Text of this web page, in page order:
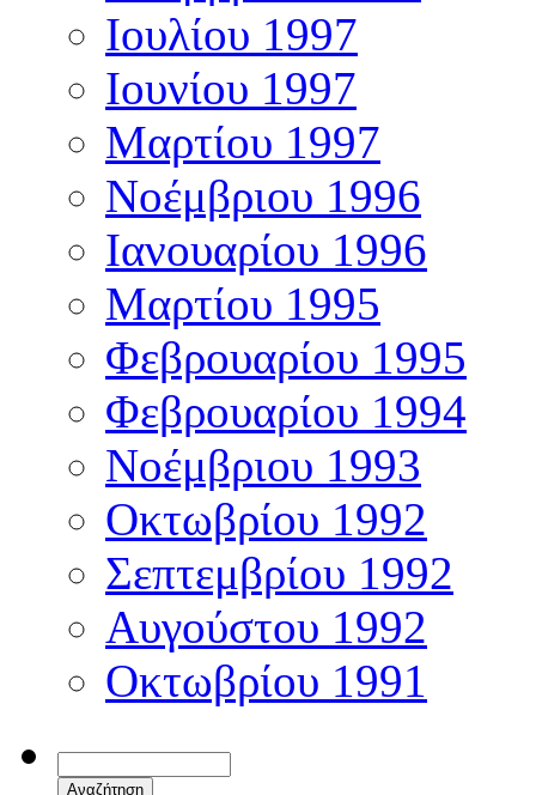
Ιουλίου 1997
Ιουνίου 1997
Μαρτίου 1997
Νοέμβριου 1996
Ιανουαρίου 1996
Μαρτίου 1995
Φεβρουαρίου 1995
Φεβρουαρίου 1994
Νοέμβριου 1993
Οκτωβρίου 1992
Σεπτεμβρίου 1992
Αυγούστου 1992
Οκτωβρίου 1991